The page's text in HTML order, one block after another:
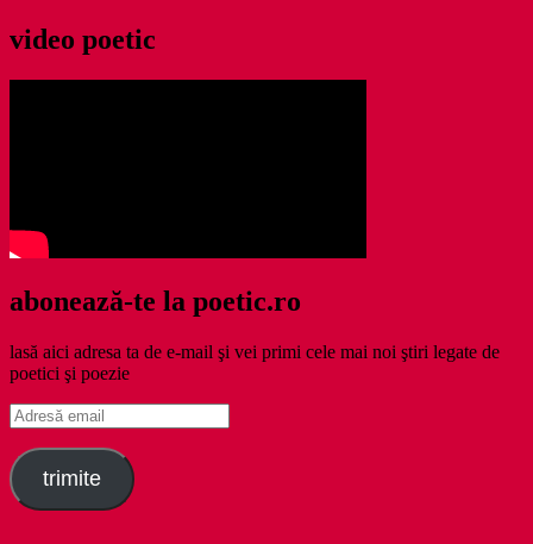
video poetic
abonează-te la poetic.ro
lasă aici adresa ta de e-mail şi vei primi cele mai noi ştiri legate de
poetici şi poezie
Adresă
email
trimite